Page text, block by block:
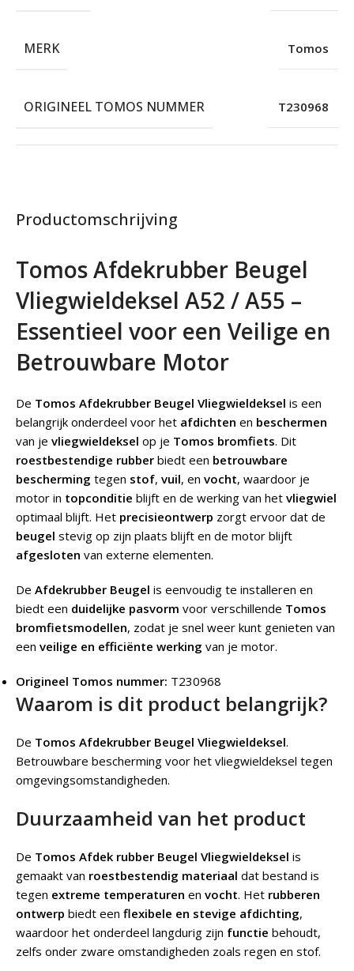
Productomschrijving
Tomos Afdekrubber Beugel
Vliegwieldeksel A52 / A55 –
Essentieel voor een Veilige en
Betrouwbare Motor
De Tomos Afdekrubber Beugel Vliegwieldeksel is een
belangrijk onderdeel voor het afdichten en beschermen
van je vliegwieldeksel op je Tomos bromfiets. Dit
roestbestendige rubber biedt een betrouwbare
bescherming tegen stof, vuil, en vocht, waardoor je
motor in topconditie blijft en de werking van het vliegwiel
optimaal blijft. Het precisieontwerp zorgt ervoor dat de
beugel stevig op zijn plaats blijft en de motor blijft
afgesloten van externe elementen.
De Afdekrubber Beugel is eenvoudig te installeren en
biedt een duidelijke pasvorm voor verschillende Tomos
bromfietsmodellen, zodat je snel weer kunt genieten van
een veilige en efficiënte werking van je motor.
Origineel Tomos nummer: T230968
Waarom is dit product belangrijk?
De Tomos Afdekrubber Beugel Vliegwieldeksel.
Betrouwbare bescherming voor het vliegwieldeksel tegen
omgevingsomstandigheden.
Duurzaamheid van het product
De Tomos Afdek rubber Beugel Vliegwieldeksel is
gemaakt van roestbestendig materiaal dat bestand is
tegen extreme temperaturen en vocht. Het rubberen
ontwerp biedt een flexibele en stevige afdichting,
waardoor het onderdeel langdurig zijn functie behoudt,
zelfs onder zware omstandigheden zoals regen en stof.
MERK Tomos
ORIGINEEL TOMOS NUMMER T230968